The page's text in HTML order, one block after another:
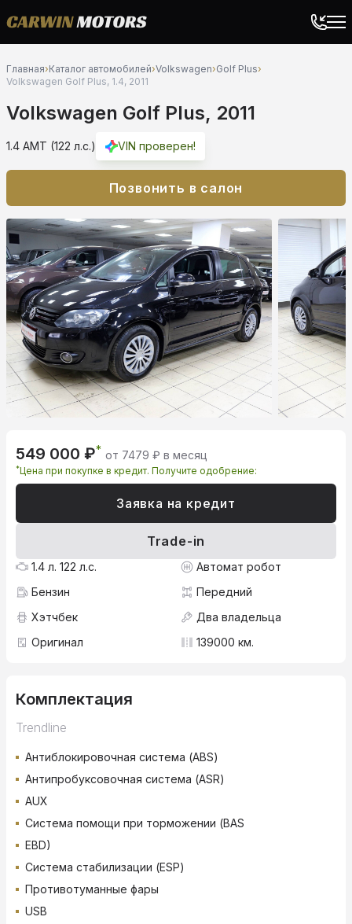
Главная›Каталог автомобилей›Volkswagen›Golf Plus›
Volkswagen Golf Plus, 1.4, 2011
Volkswagen Golf Plus, 2011
1.4 AMT (122 л.с.) VIN проверен!
Позвонить в салон
549 000 ₽* от 7479 ₽ в месяц
*Цена при покупке в кредит. Получите одобрение:
Заявка на кредит
Trade-in
1.4 л. 122 л.с.
Автомат робот
Бензин
Передний
Хэтчбек
Два владельца
Оригинал
139000 км.
Комплектация
Trendline
Антиблокировочная система (ABS)
Антипробуксовочная система (ASR)
AUX
Система помощи при торможении (BAS
EBD)
Система стабилизации (ESP)
Противотуманные фары
USB